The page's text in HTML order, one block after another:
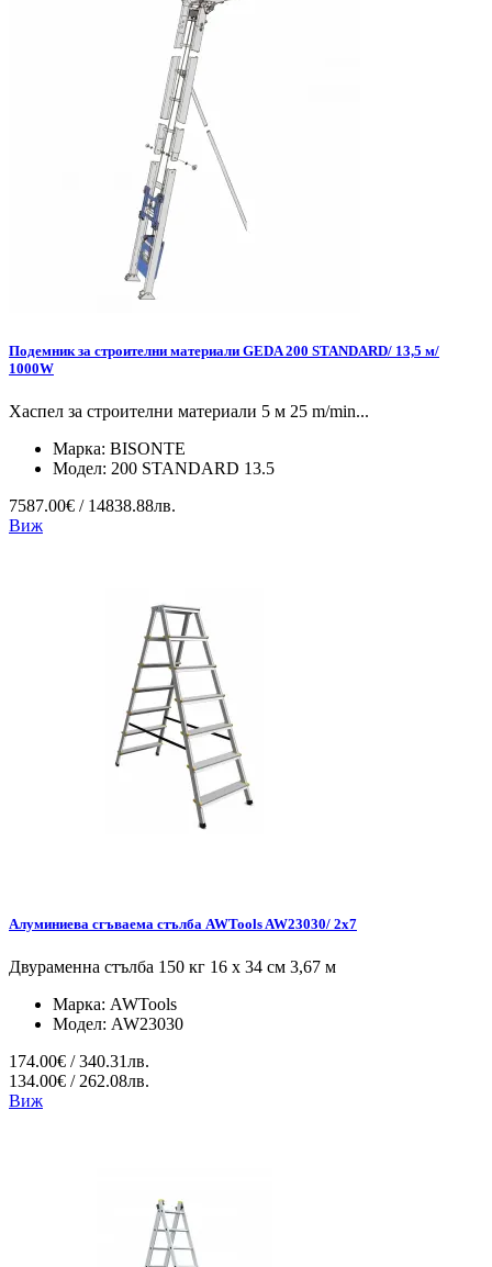
Подемник за строителни материали GEDA 200 STANDARD/ 13,5 м/
1000W
Хаспел за строителни материали 5 м 25 m/min...
Марка: BISONTE
Модел: 200 STANDARD 13.5
7587.00€ / 14838.88лв.
Виж
Алуминиева сгъваема стълба AWTools AW23030/ 2x7
Двураменна стълба 150 кг 16 x 34 см 3,67 м
Марка: AWTools
Модел: AW23030
174.00€ / 340.31лв.
134.00€ / 262.08лв.
Виж